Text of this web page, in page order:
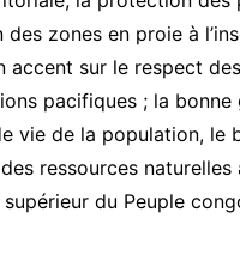
zones en proie à
accent sur le respect
pacifiques ; la
vie de la population, le
ressources
supérieur du Peuple